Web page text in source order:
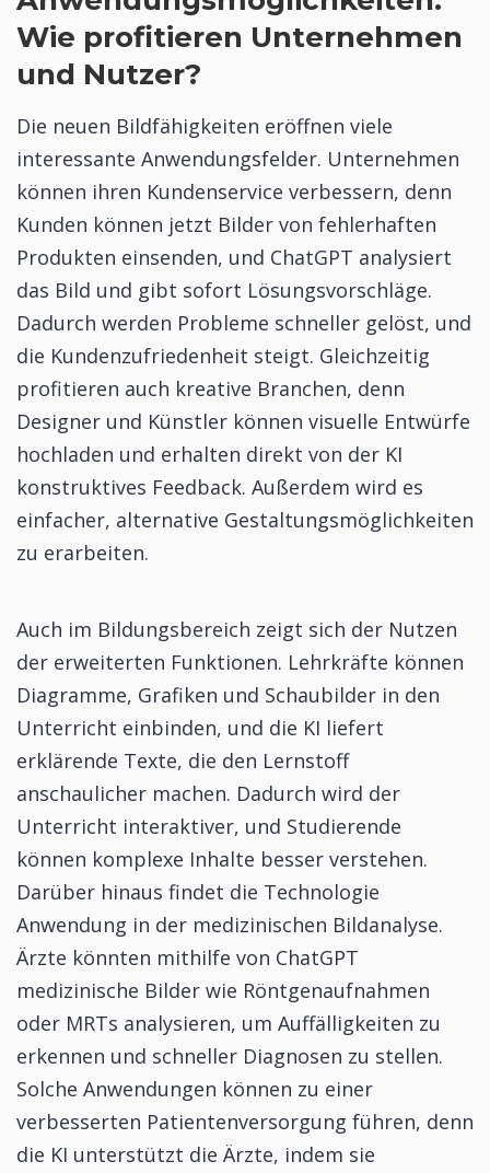
Wie profitieren Unternehmen
und Nutzer?
Die neuen Bildfähigkeiten eröffnen viele
interessante Anwendungsfelder. Unternehmen
können ihren Kundenservice verbessern, denn
Kunden können jetzt Bilder von fehlerhaften
Produkten einsenden, und ChatGPT analysiert
das Bild und gibt sofort Lösungsvorschläge.
Dadurch werden Probleme schneller gelöst, und
die Kundenzufriedenheit steigt. Gleichzeitig
profitieren auch kreative Branchen, denn
Designer und Künstler können visuelle Entwürfe
hochladen und erhalten direkt von der KI
konstruktives Feedback. Außerdem wird es
einfacher, alternative Gestaltungsmöglichkeiten
zu erarbeiten.
Auch im Bildungsbereich zeigt sich der Nutzen
der erweiterten Funktionen. Lehrkräfte können
Diagramme, Grafiken und Schaubilder in den
Unterricht einbinden, und die KI liefert
erklärende Texte, die den Lernstoff
anschaulicher machen. Dadurch wird der
Unterricht interaktiver, und Studierende
können komplexe Inhalte besser verstehen.
Darüber hinaus findet die Technologie
Anwendung in der medizinischen Bildanalyse.
Ärzte könnten mithilfe von ChatGPT
medizinische Bilder wie Röntgenaufnahmen
oder MRTs analysieren, um Auffälligkeiten zu
erkennen und schneller Diagnosen zu stellen.
Solche Anwendungen können zu einer
verbesserten Patientenversorgung führen, denn
die KI unterstützt die Ärzte, indem sie